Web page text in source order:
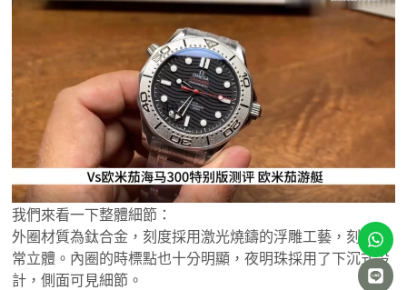
我們來看一下整體細節：
外圈材質為鈦合金，刻度採用激光燒鑄的浮雕工藝，刻字非
常立體。內圈的時標點也十分明顯，夜明珠採用了下沉式設
計，側面可見細節。